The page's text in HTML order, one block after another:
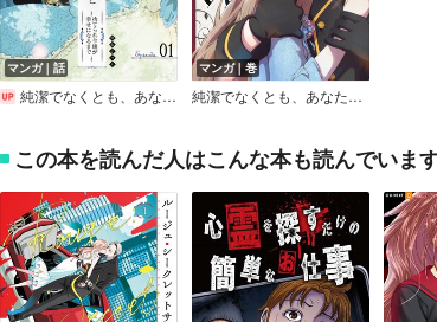
マンガ｜話
純潔でなくとも、あなたと～捨てられ令嬢が幸せになるまで～【単話版】
マンガ｜巻
純潔でなくとも、あなたと～捨てられ令嬢が幸せになるまで～
この本を読んだ人はこんな本も読んでいま